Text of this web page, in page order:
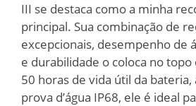
III se destaca como a minha
principal. Sua combinação de
excepcionais, desempenho de
e durabilidade o coloca no topo
50 horas de vida útil da bateria,
prova d’água IP68, ele é ideal